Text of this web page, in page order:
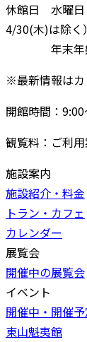
休館日 水曜日
4/30(木)は除く）
年末年始
※最新情報はカ
開館時間：9:00
観覧料：ご利
施設案内
施設紹介・料金
トラン・カフェ
カレンダー
展覧会
開催中の展覧会
イベント
開催中・開催
東山魁夷館